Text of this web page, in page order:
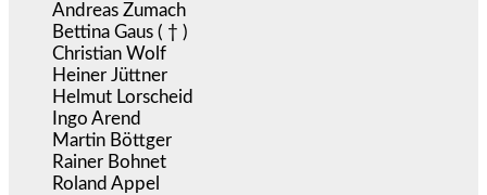
Andreas Zumach
Bettina Gaus ( † )
Christian Wolf
Heiner Jüttner
Helmut Lorscheid
Ingo Arend
Martin Böttger
Rainer Bohnet
Roland Appel